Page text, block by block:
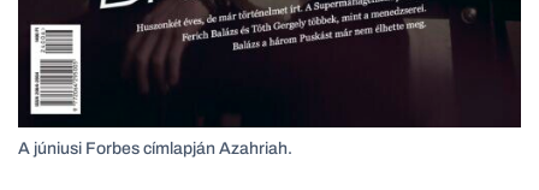
A júniusi Forbes címlapján Azahriah.